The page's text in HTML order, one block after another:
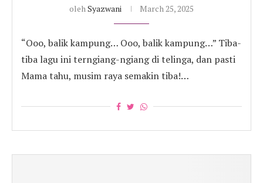
olehSyazwani March 25, 2025
“Ooo, balik kampung… Ooo, balik kampung…” Tiba-
tiba lagu ini terngiang-ngiang di telinga, dan pasti
Mama tahu, musim raya semakin tiba!…